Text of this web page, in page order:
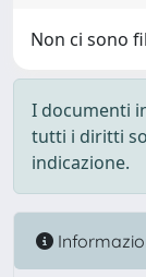
Non ci sono
I documenti
tutti i diritti
indicazione.